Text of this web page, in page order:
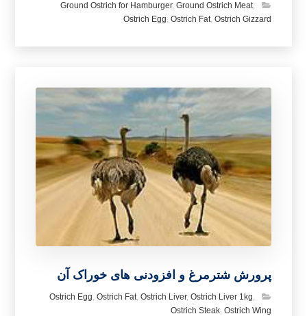
Ground Ostrich for Hamburger, Ground Ostrich Meat,
Ostrich Egg, Ostrich Fat, Ostrich Gizzard
پرورش شترمرغ و افزودنی های خوراک آن
Ostrich Egg Ostrich Fat, Ostrich Liver, Ostrich Liver 1kg
Ostrich Steak, Ostrich Wing